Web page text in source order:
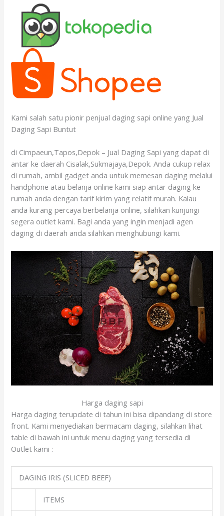
Kami salah satu pionir penjual daging sapi online yang Jual
Daging Sapi Buntut
di Cimpaeun,Tapos,Depok – Jual Daging Sapi yang dapat di
antar ke daerah Cisalak,Sukmajaya,Depok. Anda cukup relax
di rumah, ambil gadget anda untuk memesan daging melalui
handphone atau belanja online kami siap antar daging ke
rumah anda dengan tarif kirim yang relatif murah. Kalau
anda kurang percaya berbelanja online, silahkan kunjungi
segera outlet kami. Bagi anda yang ingin menjadi agen
daging di daerah anda silahkan menghubungi kami.
Harga daging sapi
Harga daging terupdate di tahun ini bisa dipandang di store
front. Kami menyediakan bermacam daging, silahkan lihat
table di bawah ini untuk menu daging yang tersedia di
Outlet kami :
DAGING IRIS (SLICED BEEF)
ITEMS